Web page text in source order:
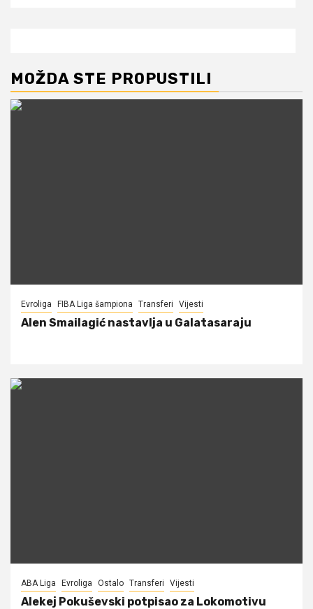
MOŽDA STE PROPUSTILI
Evroliga FIBA Liga šampiona Transferi Vijesti
Alen Smailagić nastavlja u Galatasaraju
ABA Liga Evroliga Ostalo Transferi Vijesti
Alekej Pokuševski potpisao za Lokomotivu